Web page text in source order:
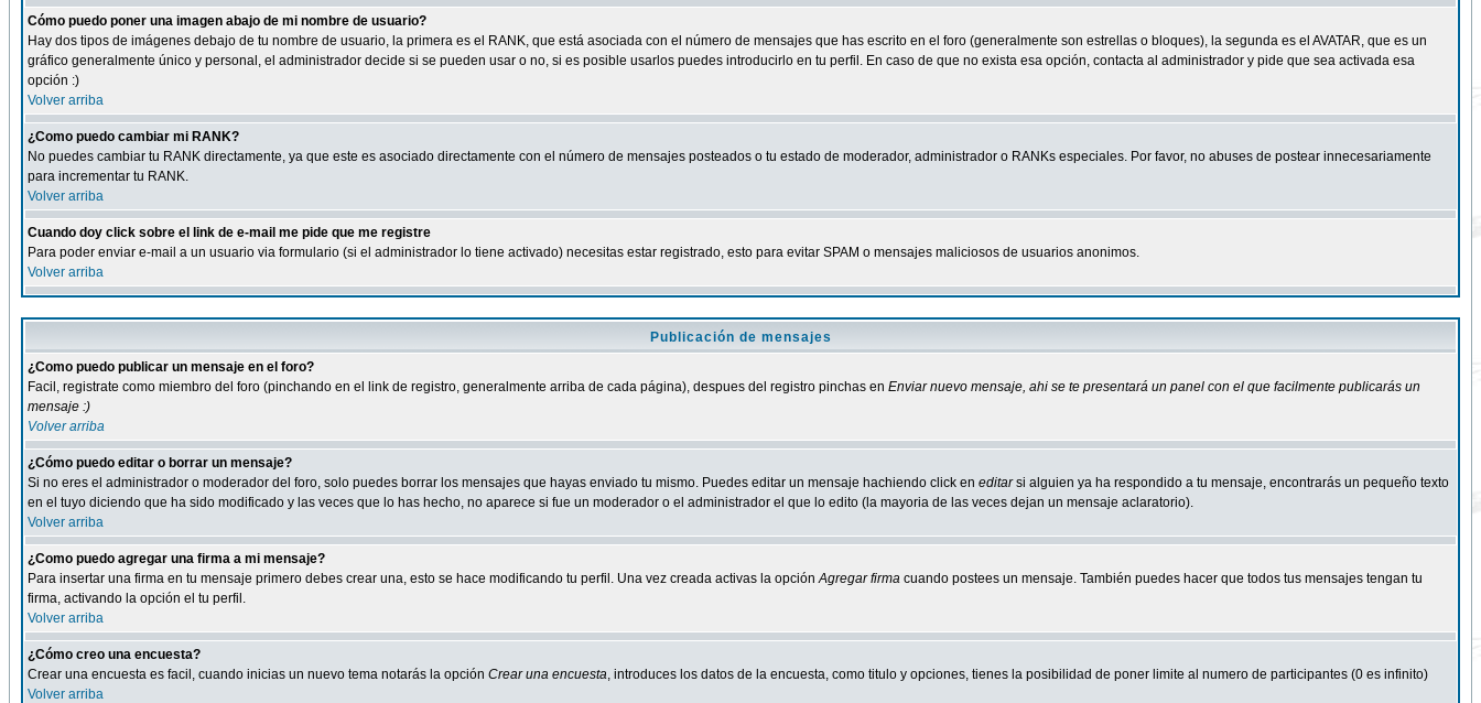
Cómo puedo poner una imagen abajo de mi nombre de usuario?
Hay dos tipos de imágenes debajo de tu nombre de usuario, la primera es el RANK, que está asociada con el número de mensajes que has escrito en el foro (generalmente son estrellas o bloques), la segunda es el AVATAR, que es un
gráfico generalmente único y personal, el administrador decide si se pueden usar o no, si es posible usarlos puedes introducirlo en tu perfil. En caso de que no exista esa opción, contacta al administrador y pide que sea activada esa
opción :)
Volver arriba
¿Como puedo cambiar mi RANK?
No puedes cambiar tu RANK directamente, ya que este es asociado directamente con el número de mensajes posteados o tu estado de moderador, administrador o RANKs especiales. Por favor, no abuses de postear innecesariamente
para incrementar tu RANK.
Volver arriba
Cuando doy click sobre el link de e-mail me pide que me registre
Para poder enviar e-mail a un usuario via formulario (si el administrador lo tiene activado) necesitas estar registrado, esto para evitar SPAM o mensajes maliciosos de usuarios anonimos.
Volver arriba
Publicación de mensajes
¿Como puedo publicar un mensaje en el foro?
Facil, registrate como miembro del foro (pinchando en el link de registro, generalmente arriba de cada página), despues del registro pinchas en Enviar nuevo mensaje, ahi se te presentará un panel con el que facilmente publicarás un
mensaje :)
Volver arriba
¿Cómo puedo editar o borrar un mensaje?
Si no eres el administrador o moderador del foro, solo puedes borrar los mensajes que hayas enviado tu mismo. Puedes editar un mensaje hachiendo click en editarsi alguien ya ha respondido a tu mensaje, encontrarás un pequeño texto
en el tuyo diciendo que ha sido modificado y las veces que lo has hecho, no aparece si fue un moderador o el administrador el que lo edito (la mayoria de las veces dejan un mensaje aclaratorio).
Volver arriba
¿Como puedo agregar una firma a mi mensaje?
Para insertar una firma en tu mensaje primero debes crear una, esto se hace modificando tu perfil. Una vez creada activas la opciónAgregar firma cuando postees un mensaje. También puedes hacer que todos tus mensajes tengan tu
firma, activando la opción el tu perfil.
Volver arriba
¿Cómo creo una encuesta?
Crear una encuesta es facil, cuando inicias un nuevo tema notarás la opción Crear una encuesta, introduces los datos de la encuesta, como titulo y opciones, tienes la posibilidad de poner limite al numero de participantes (0 es infinito)
Volver arriba